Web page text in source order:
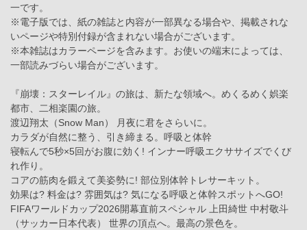
一です。
※電子版では、紙の雑誌と内容が一部異なる場合や、掲載されな
いページや特別付録が含まれない場合がございます。
※本雑誌はカラーページを含みます。お使いの端末によっては、
一部読みづらい場合がございます。
『崩壊：スターレイル』の旅は、新たな領域へ。めくるめく娯楽
都市、二相楽園の旅。
渡辺翔太（Snow Man） 月夜に君をさらいに。
カラダが自然に整う、引き締まる。呼吸と体幹
寝転んで5秒×5回がお腹に効く! インナー呼吸エクササイズでくび
れ作り。
コアの筋肉を鍛えて美姿勢に! 部位別体幹トレサーキット。
効果は? 料金は? 雰囲気は? 気になる呼吸と体幹スポットへGO!
FIFAワールドカップ2026開幕直前スペシャル 上田綺世 中村敬斗
（サッカー日本代表） 世界の頂点へ。最高の景色を。